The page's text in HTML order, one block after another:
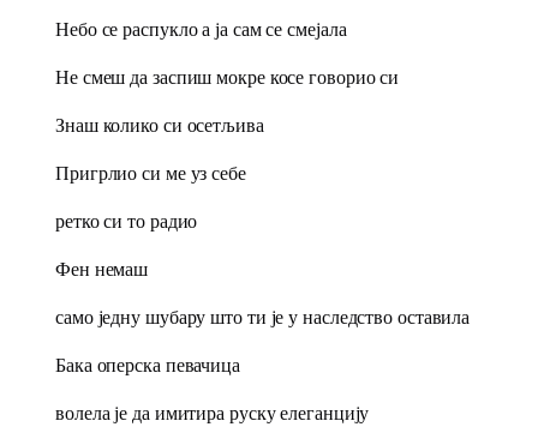
Небо се распукло а ја сам се смејала
Не смеш да заспиш мокре косе говорио си
Знаш колико си осетљива
Пригрлио си ме уз себе
ретко си то радио
Фен немаш
само једну шубару што ти је у наследство оставила
Бака оперска певачица
волела је да имитира руску елеганцију